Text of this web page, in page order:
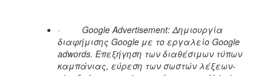
· Google Advertisement: Δημιουργία
διαφήμισης Google με το εργαλείο Google
adwords. Επεξήγηση των διαθέσιμων τύπων
καμπάνιας, εύρεση των σωστών λέξεων-